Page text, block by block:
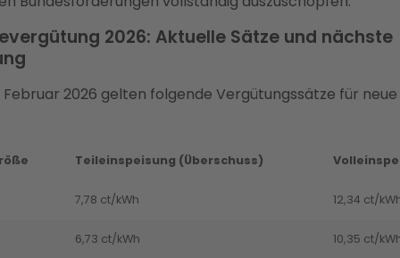
2026: Aktuelle Sätze und nächste
Februar 2026 gelten folgende Vergütungssätze für
Teileinspeisung (Überschuss)
7,78 ct/kWh 12,34 ct/
6,73 ct/kWh 10,35 ct/